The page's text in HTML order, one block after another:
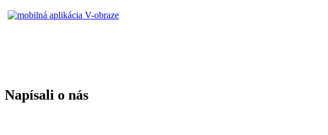
Napísali o nás